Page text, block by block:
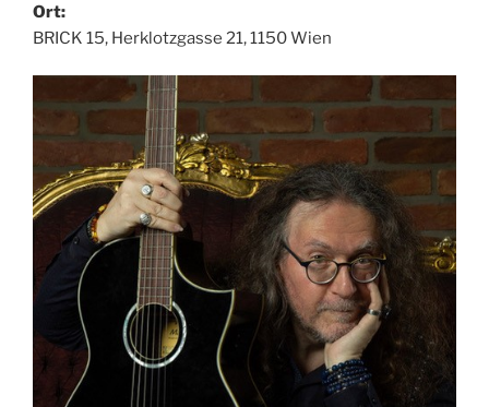
Ort:
BRICK 15, Herklotzgasse 21, 1150 Wien